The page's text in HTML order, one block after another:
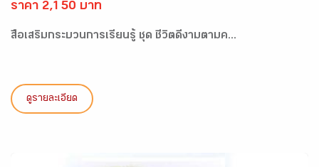
ราคา 2,150 บาท
สื่อเสริมกระบวนการเรียนรู้ ชุด ชีวิตดีงามตามค...
ดูรายละเอียด